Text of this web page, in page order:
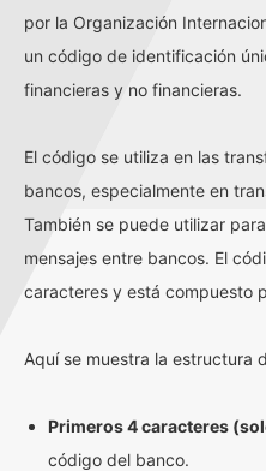
por la Organización
un código de identificación
financieras y no financieras.
El código se utiliza en las
bancos, especialmente en
También se puede utilizar
mensajes entre bancos. El
caracteres y está compuesto
Aquí se muestra la estructura
Primeros 4 caracteres
código del banco.